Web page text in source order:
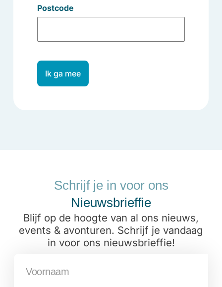
Postcode
Ik ga mee
Schrijf je in voor ons
Nieuwsbrieffie
Blijf op de hoogte van al ons nieuws,
events & avonturen. Schrijf je vandaag
in voor ons nieuwsbrieffie!